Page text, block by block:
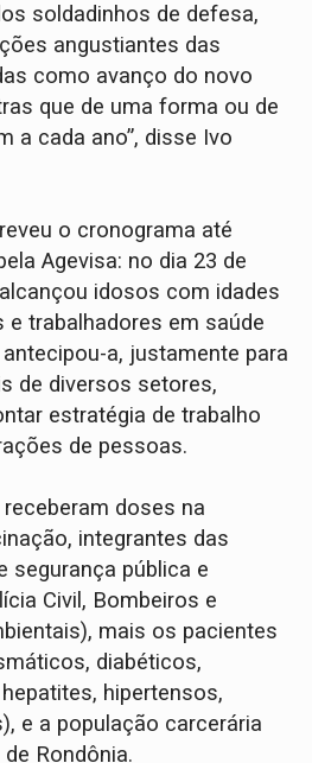
soldadinhos de defesa,
angustiantes das
como avanço do novo
que de uma forma ou de
a cada ano”, disse Ivo
o cronograma até
Agevisa: no dia 23 de
idosos com idades
e trabalhadores em saúde
a, justamente para
de diversos setores,
estratégia de trabalho
de pessoas.
doses na
integrantes das
segurança pública e
Civil, Bombeiros e
mais os pacientes
diabéticos,
hipertensos,
e a população carcerária
Rondônia.